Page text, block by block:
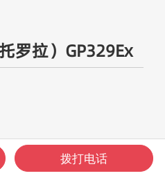
罗拉）GP329Ex
拨打电话